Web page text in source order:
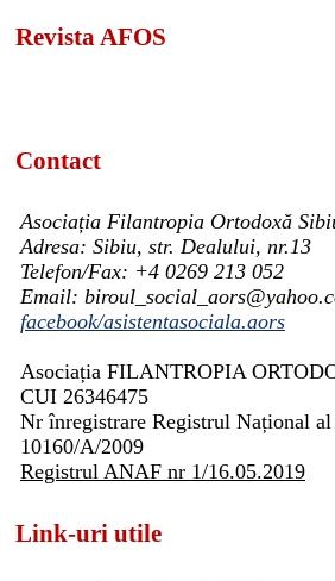
Revista AFOS
Contact
Asociația Filantropia Ortodoxă
Adresa: Sibiu, str. Dealului, nr.13
Telefon/Fax: +4 0269 213 052
Email:
facebook/asistentasociala.aors
Asociația FILANTROPIA
CUI 26346475
Nr înregistrare Registrul Național
10160/A/2009
Registrul ANAF nr 1/16.05.2019
Link-uri utile